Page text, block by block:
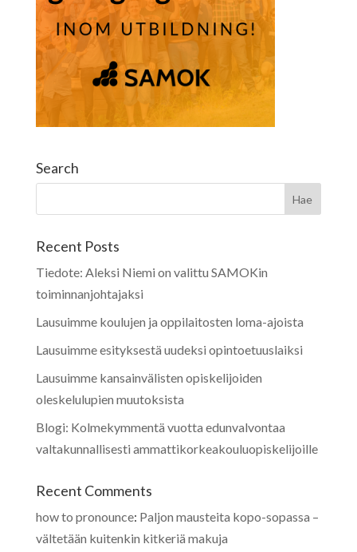
Search
Recent Posts
Tiedote: Aleksi Niemi on valittu SAMOKin
toiminnanjohtajaksi
Lausuimme koulujen ja oppilaitosten loma-ajoista
Lausuimme esityksestä uudeksi opintoetuuslaiksi
Lausuimme kansainvälisten opiskelijoiden
oleskelulupien muutoksista
Blogi: Kolmekymmentä vuotta edunvalvontaa
valtakunnallisesti ammattikorkeakouluopiskelijoille
Recent Comments
how to pronounce: Paljon mausteita kopo-sopassa –
vältetään kuitenkin kitkeriä makuja